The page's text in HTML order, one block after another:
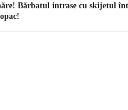
Bărbatul intrase cu skijetul